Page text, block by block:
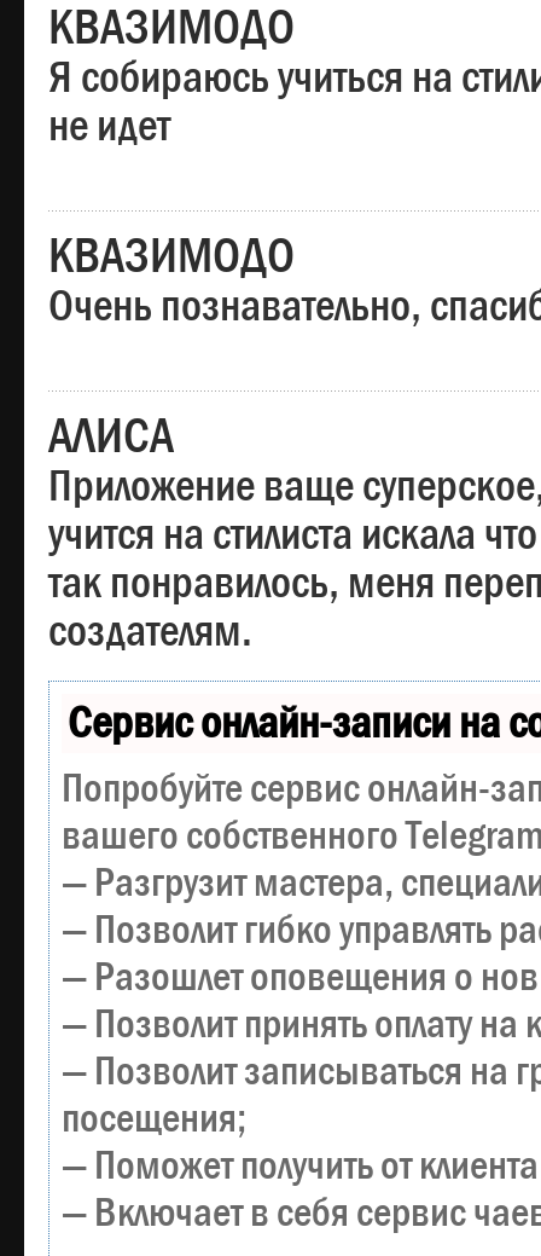
КВАЗИМОДО
Я собираюсь учиться на
не идет
КВАЗИМОДО
Очень познавательно,
АЛИСА
Приложение ваще
учится на стилиста искала
так понравилось, меня
создателям.
Сервис онлайн-записи на
Попробуйте сервис онлайн-
вашего собственного
— Разгрузит мастера,
— Позволит гибко управлять
— Разошлет оповещения о
— Позволит принять оплату
— Позволит записываться на
посещения;
— Поможет получить от
— Включает в себя сервис